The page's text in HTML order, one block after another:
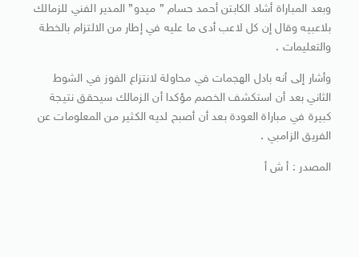
وبعد المباراة أشاد الكابتن أحمد حسام ” ميدو” المدير الفني للزمالك
بلاعبيه وقال إن كل لاعب أدى ما عليه في إطار من الالتزام بالخطة
والتعليمات .
وأشار إلى أنه بادل الهجمات في محاولة لانتزاع الفوز في الشوط
الثاني بعد أن استكشف الخصم مؤكدا أن الزمالك سيحقق نتيجة
كبيرة في مباراة العودة بعد أن أصبح لديه الكثير من المعلومات عن
الفريق الزامبي .
المصدر : أ ش أ